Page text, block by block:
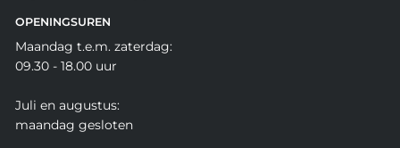
OPENINGSUREN
Maandag t.e.m. zaterdag:
09.30 - 18.00 uur
Juli en augustus:
maandag gesloten